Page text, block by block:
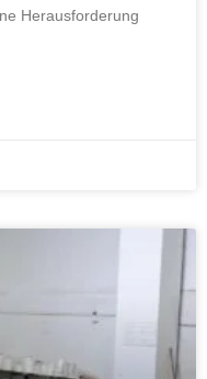
Herausforderung